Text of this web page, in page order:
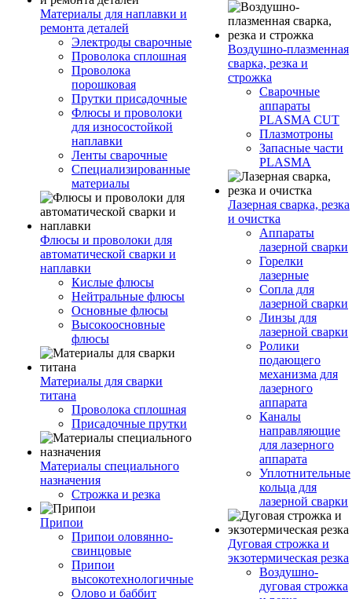
Материалы для наплавки и
ремонта деталей
Электроды сварочные
Проволока сплошная
Проволока
порошковая
Прутки присадочные
Флюсы и проволоки
для износостойкой
наплавки
Ленты сварочные
Специализированные
материалы
Флюсы и проволоки для
автоматической сварки и
наплавки
Кислые флюсы
Нейтральные флюсы
Основные флюсы
Высокоосновные
флюсы
Материалы для сварки
титана
Проволока сплошная
Присадочные прутки
Материалы специального
назначения
Строжка и резка
Припои
Припои оловянно-
свинцовые
Припои
высокотехнологичные
Олово и баббит
Воздушно-плазменная
сварка, резка и
строжка
Сварочные
аппараты
PLASMA CUT
Плазмотроны
Запасные части
PLASMA
Лазерная сварка, резка
и очистка
Аппараты
лазерной сварки
Горелки
лазерные
Сопла для
лазерной сварки
Линзы для
лазерной сварки
Ролики
подающего
механизма для
лазерного
аппарата
Каналы
направляющие
для лазерного
аппарата
Уплотнительные
кольца для
лазерной сварки
Дуговая строжка и
экзотермическая резка
Воздушно-
дуговая строжка